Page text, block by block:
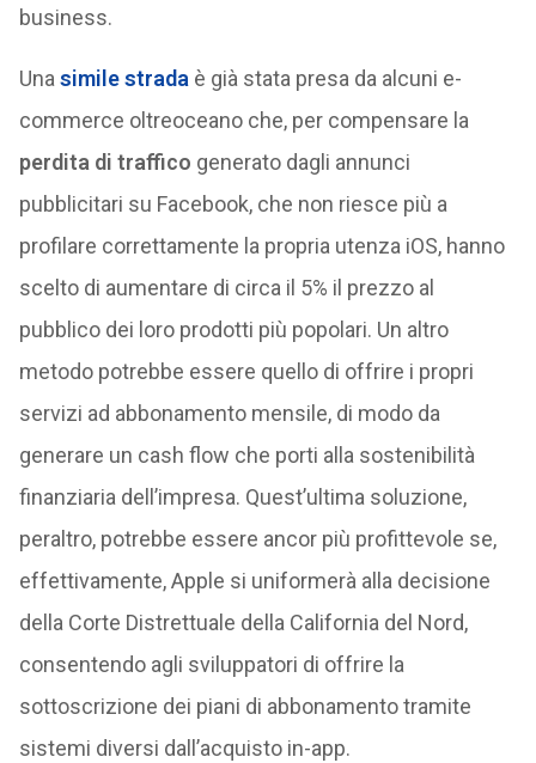
business.
Una simile strada è già stata presa da alcuni e-
commerce oltreoceano che, per compensare la
perdita di traffico generato dagli annunci
pubblicitari su Facebook, che non riesce più a
profilare correttamente la propria utenza iOS, hanno
scelto di aumentare di circa il 5% il prezzo al
pubblico dei loro prodotti più popolari. Un altro
metodo potrebbe essere quello di offrire i propri
servizi ad abbonamento mensile, di modo da
generare un cash flow che porti alla sostenibilità
finanziaria dell’impresa. Quest’ultima soluzione,
peraltro, potrebbe essere ancor più profittevole se,
effettivamente, Apple si uniformerà alla decisione
della Corte Distrettuale della California del Nord,
consentendo agli sviluppatori di offrire la
sottoscrizione dei piani di abbonamento tramite
sistemi diversi dall’acquisto in-app.